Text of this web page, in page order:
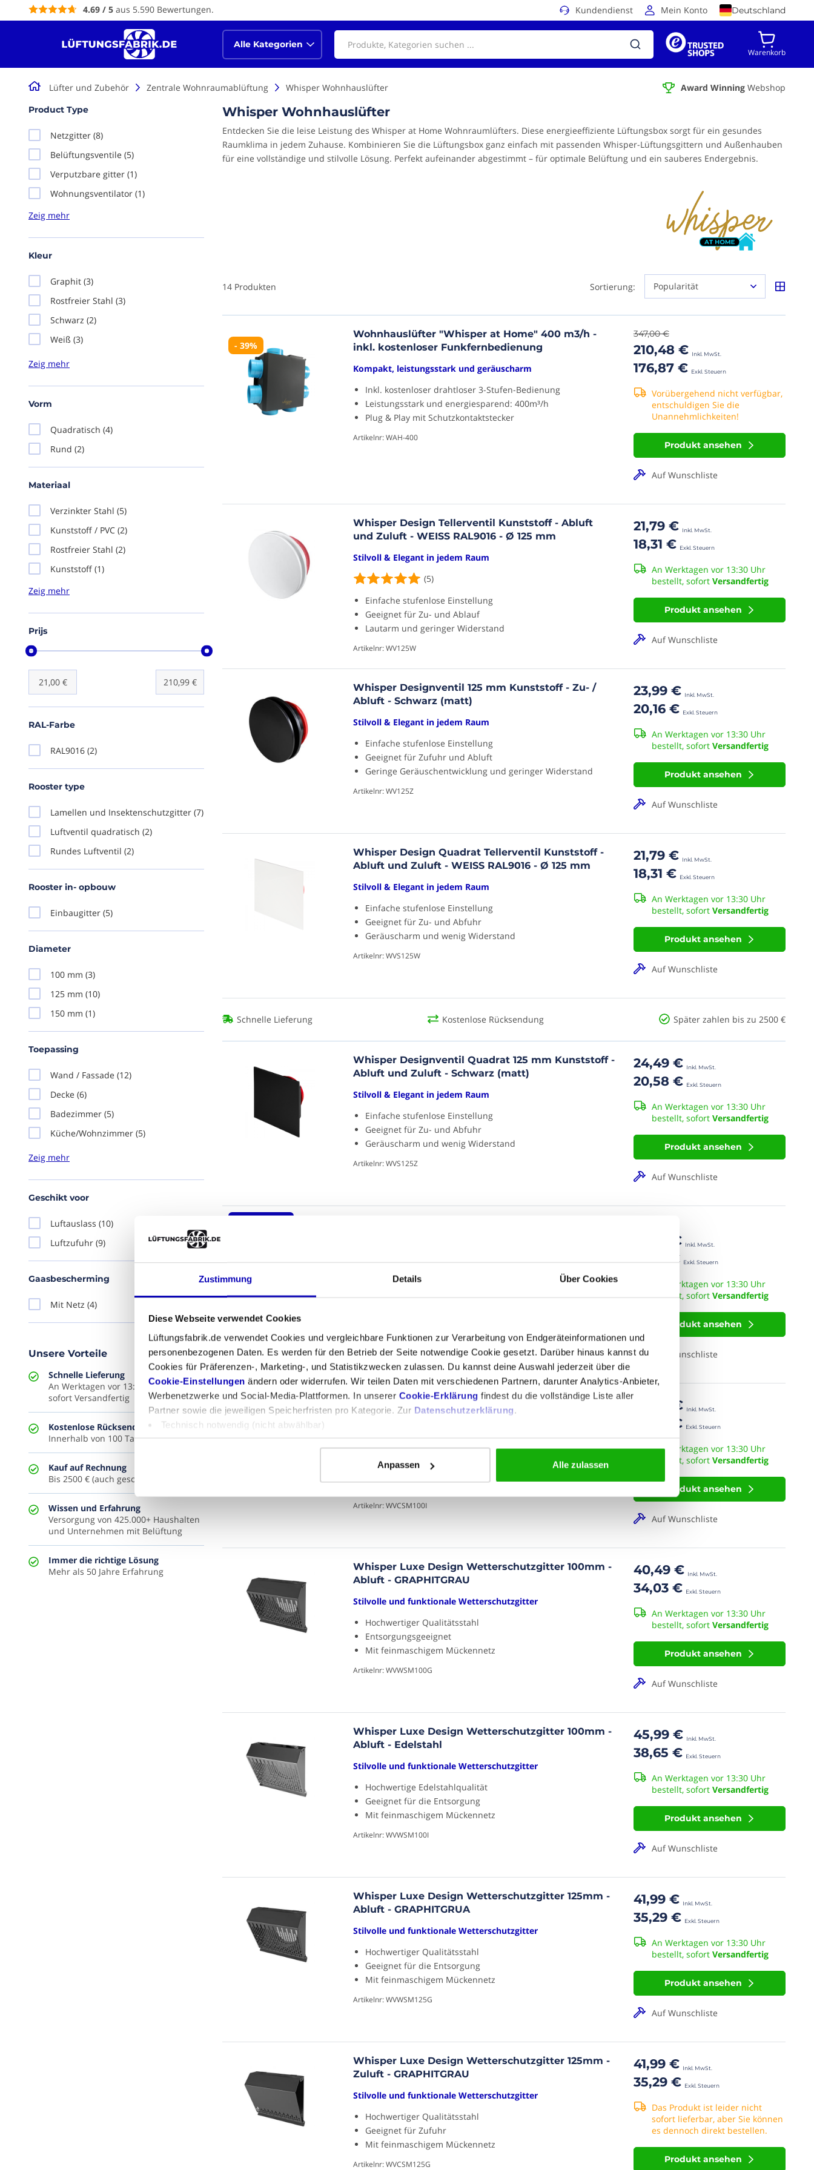
Zustimmung Details Über Cookies
Diese Webseite verwendet Cookies
Lüftungsfabrik.de verwendet Cookies und vergleichbare Funktionen zur Verarbeitung von Endgeräteinformationen und
personenbezogenen Daten. Es werden für den Betrieb der Seite notwendige Cookie gesetzt. Darüber hinaus kannst du
Cookies für Präferenzen-, Marketing-, und Statistikzwecken zulassen. Du kannst deine Auswahl jederzeit über die
Cookie-Einstellungen ändern oder widerrufen. Wir teilen Daten mit verschiedenen Partnern, darunter Analytics-Anbieter,
Werbenetzwerke und Social-Media-Plattformen. In unserer Cookie-Erklärung findest du die vollständige Liste aller
Partner sowie die jeweiligen Speicherfristen pro Kategorie. Zur Datenschutzerklärung.
Technisch notwendig (nicht abwählbar)
Präferenzen (Einstellungen zu speichern)
Anpassen Alle zulassen
4.69 / 5 aus 5.590 Bewertungen.
Inhalt
springen
Mein Konto Deutschland
Kundendienst
Warenkorb
Alle Kategorien
Lüfter und Zubehör Zentrale Wohnraumablüftung Whisper Wohnhauslüfter Award Winning Webshop
Whisper Wohnhauslüfter
Entdecken Sie die leise Leistung des Whisper at Home Wohnraumlüfters. Diese energieeffiziente Lüftungsbox sorgt für ein gesundes
Raumklima in jedem Zuhause. Kombinieren Sie die Lüftungsbox ganz einfach mit passenden Whisper-Lüftungsgittern und Außenhauben
für eine vollständige und stilvolle Lösung. Perfekt aufeinander abgestimmt – für optimale Belüftung und ein sauberes Endergebnis.
14 Produkten Sortierung:
- 39%
Wohnhauslüfter "Whisper at Home" 400 m3/h -
inkl. kostenloser Funkfernbedienung
Kompakt, leistungsstark und geräuscharm
Inkl. kostenloser drahtloser 3-Stufen-Bedienung
Leistungsstark und energiesparend: 400m³/h
Plug & Play mit Schutzkontaktstecker
Artikelnr: WAH-400
210,48 €
176,87 €
347,00 €
Vorübergehend nicht verfügbar,
entschuldigen Sie die
Unannehmlichkeiten!
Produkt ansehen
Auf Wunschliste
Whisper Design Tellerventil Kunststoff - Abluft
und Zuluft - WEISS RAL9016 - Ø 125 mm
Stilvoll & Elegant in jedem Raum
(5)
Einfache stufenlose Einstellung
Geeignet für Zu- und Ablauf
Lautarm und geringer Widerstand
Artikelnr: WV125W
21,79 €
18,31 €
An Werktagen vor 13:30 Uhr
bestellt, sofort Versandfertig
Produkt ansehen
Auf Wunschliste
Whisper Designventil 125 mm Kunststoff - Zu- /
Abluft - Schwarz (matt)
Stilvoll & Elegant in jedem Raum
Einfache stufenlose Einstellung
Geeignet für Zufuhr und Abluft
Geringe Geräuschentwicklung und geringer Widerstand
Artikelnr: WV125Z
23,99 €
20,16 €
An Werktagen vor 13:30 Uhr
bestellt, sofort Versandfertig
Produkt ansehen
Auf Wunschliste
Whisper Design Quadrat Tellerventil Kunststoff -
Abluft und Zuluft - WEISS RAL9016 - Ø 125 mm
Stilvoll & Elegant in jedem Raum
Einfache stufenlose Einstellung
Geeignet für Zu- und Abfuhr
Geräuscharm und wenig Widerstand
Artikelnr: WVS125W
21,79 €
18,31 €
An Werktagen vor 13:30 Uhr
bestellt, sofort Versandfertig
Produkt ansehen
Auf Wunschliste
Whisper Designventil Quadrat 125 mm Kunststoff -
Abluft und Zuluft - Schwarz (matt)
Stilvoll & Elegant in jedem Raum
Einfache stufenlose Einstellung
Geeignet für Zu- und Abfuhr
Geräuscharm und wenig Widerstand
Artikelnr: WVS125Z
24,49 €
20,58 €
An Werktagen vor 13:30 Uhr
bestellt, sofort Versandfertig
Produkt ansehen
Auf Wunschliste
Sehr luxuriöse Ausstattung... zu einem günstigen Preis!
Artikelnr: WCV03
33,54 €
28,18 €
An Werktagen vor 13:30 Uhr
bestellt, sofort Versandfertig
Produkt ansehen
Auf Wunschliste
Whisper Luxe Design Wetterschutzgitter 100mm -
Zuluft - Edelstahl
Stilvolle und funktionale Wetterschutzgitter
Geeignet für Zufuhr
Mit feinmaschigem Mückennetz
Artikelnr: WVCSM100I
45,99 €
38,65 €
An Werktagen vor 13:30 Uhr
bestellt, sofort Versandfertig
Produkt ansehen
Auf Wunschliste
Whisper Luxe Design Wetterschutzgitter 100mm -
Abluft - GRAPHITGRAU
Stilvolle und funktionale Wetterschutzgitter
Hochwertiger Qualitätsstahl
Entsorgungsgeeignet
Mit feinmaschigem Mückennetz
Artikelnr: WVWSM100G
40,49 €
34,03 €
An Werktagen vor 13:30 Uhr
bestellt, sofort Versandfertig
Produkt ansehen
Auf Wunschliste
Whisper Luxe Design Wetterschutzgitter 100mm -
Abluft - Edelstahl
Stilvolle und funktionale Wetterschutzgitter
Hochwertige Edelstahlqualität
Geeignet für die Entsorgung
Mit feinmaschigem Mückennetz
Artikelnr: WVWSM100I
45,99 €
38,65 €
An Werktagen vor 13:30 Uhr
bestellt, sofort Versandfertig
Produkt ansehen
Auf Wunschliste
Whisper Luxe Design Wetterschutzgitter 125mm -
Abluft - GRAPHITGRUA
Stilvolle und funktionale Wetterschutzgitter
Hochwertiger Qualitätsstahl
Geeignet für die Entsorgung
Mit feinmaschigem Mückennetz
Artikelnr: WVWSM125G
41,99 €
35,29 €
An Werktagen vor 13:30 Uhr
bestellt, sofort Versandfertig
Produkt ansehen
Auf Wunschliste
Whisper Luxe Design Wetterschutzgitter 125mm -
Zuluft - GRAPHITGRAU
Stilvolle und funktionale Wetterschutzgitter
Hochwertiger Qualitätsstahl
Geeignet für Zufuhr
Mit feinmaschigem Mückennetz
Artikelnr: WVCSM125G
41,99 €
35,29 €
Das Produkt ist leider nicht
sofort lieferbar, aber Sie können
es dennoch direkt bestellen.
Produkt ansehen
Schnelle Lieferung Kostenlose Rücksendung Später zahlen bis zu 2500 €
Product Type
Netzgitter (8)
Belüftungsventile (5)
Verputzbare gitter (1)
Wohnungsventilator (1)
Kleur
Graphit (3)
Rostfreier Stahl (3)
Schwarz (2)
Weiß (3)
Weiß RAL9016
Vorm
Quadratisch (4)
Rund (2)
Materiaal
Verzinkter Stahl (5)
Kunststoff / PVC (2)
Rostfreier Stahl (2)
Kunststoff (1)
Prijs
21,00 € 210,99 €
RAL-Farbe
RAL9016 (2)
Rooster type
Lamellen und Insektenschutzgitter (7)
Luftventil quadratisch (2)
Rundes Luftventil (2)
Rooster in- opbouw
Einbaugitter (5)
Diameter
100 mm (3)
125 mm (10)
150 mm (1)
Toepassing
Wand / Fassade (12)
Decke (6)
Badezimmer (5)
Küche/Wohnzimmer (5)
Design
Geschikt voor
Luftauslass (10)
Luftzufuhr (9)
Gaasbescherming
Mit Netz (4)
Unsere Vorteile
Schnelle Lieferung
An Werktagen vor 13:30 Uhr bestellt,
sofort Versandfertig
Kostenlose Rücksendung
Innerhalb von 100 Tagen
Kauf auf Rechnung
Bis 2500 € (auch geschäftlich)
Wissen und Erfahrung
Versorgung von 425.000+ Haushalten
und Unternehmen mit Belüftung
Immer die richtige Lösung
Mehr als 50 Jahre Erfahrung